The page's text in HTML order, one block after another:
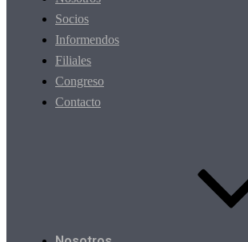
Socios
Informendos
Filiales
Congreso
Contacto